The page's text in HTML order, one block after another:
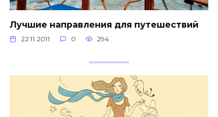
Лучшие направления для путешествий
22.11.2011 0 294